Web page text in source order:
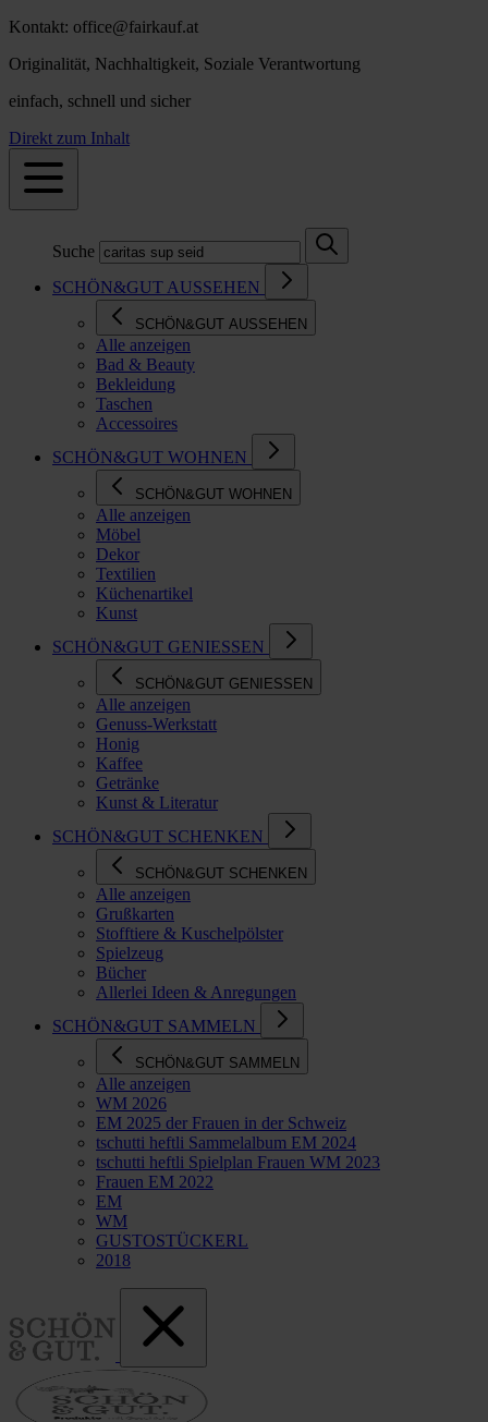
Kontakt: office@fairkauf.at
Originalität, Nachhaltigkeit, Soziale Verantwortung
einfach, schnell und sicher
Direkt zum Inhalt
Suche
SCHÖN&GUT AUSSEHEN
SCHÖN&GUT AUSSEHEN
Alle anzeigen
Bad & Beauty
Bekleidung
Taschen
Accessoires
SCHÖN&GUT WOHNEN
SCHÖN&GUT WOHNEN
Alle anzeigen
Möbel
Dekor
Textilien
Küchenartikel
Kunst
SCHÖN&GUT GENIESSEN
SCHÖN&GUT GENIESSEN
Alle anzeigen
Genuss-Werkstatt
Honig
Kaffee
Getränke
Kunst & Literatur
SCHÖN&GUT SCHENKEN
SCHÖN&GUT SCHENKEN
Alle anzeigen
Grußkarten
Stofftiere & Kuschelpölster
Spielzeug
Bücher
Allerlei Ideen & Anregungen
SCHÖN&GUT SAMMELN
SCHÖN&GUT SAMMELN
Alle anzeigen
WM 2026
EM 2025 der Frauen in der Schweiz
tschutti heftli Sammelalbum EM 2024
tschutti heftli Spielplan Frauen WM 2023
Frauen EM 2022
EM
WM
GUSTOSTÜCKERL
2018